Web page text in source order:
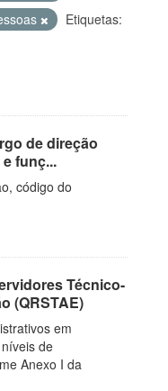
Etiquetas:
de direção
funç...
código do
Técnico-
(QRSTAE)
em
de
Anexo I da